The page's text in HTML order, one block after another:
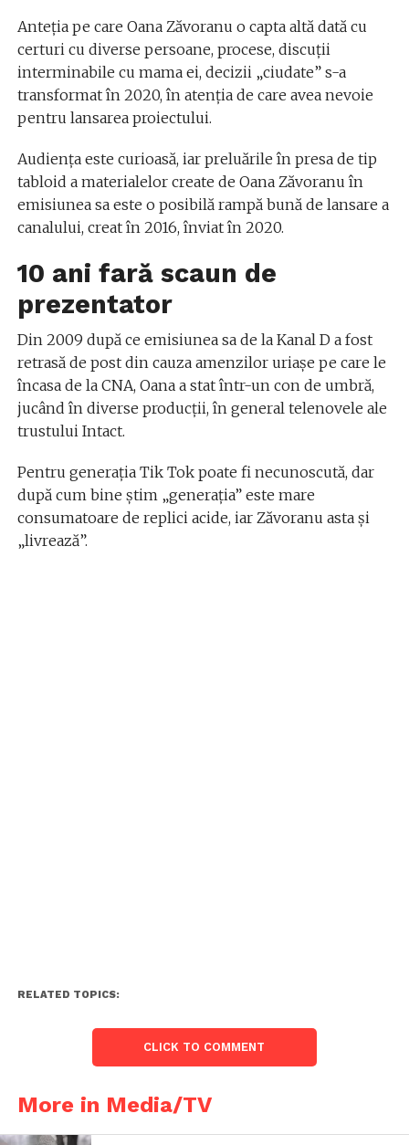
Anteția pe care Oana Zăvoranu o capta altă dată cu
certuri cu diverse persoane, procese, discuții
interminabile cu mama ei, decizii „ciudate” s-a
transformat în 2020, în atenția de care avea nevoie
pentru lansarea proiectului.
Audiența este curioasă, iar preluările în presa de tip
tabloid a materialelor create de Oana Zăvoranu în
emisiunea sa este o posibilă rampă bună de lansare a
canalului, creat în 2016, înviat în 2020.
10 ani fară scaun de
prezentator
Din 2009 după ce emisiunea sa de la Kanal D a fost
retrasă de post din cauza amenzilor uriașe pe care le
încasa de la CNA, Oana a stat într-un con de umbră,
jucând în diverse producții, în general telenovele ale
trustului Intact.
Pentru generația Tik Tok poate fi necunoscută, dar
după cum bine știm „generația” este mare
consumatoare de replici acide, iar Zăvoranu asta și
„livrează”.
RELATED TOPICS:
CLICK TO COMMENT
More in Media/TV